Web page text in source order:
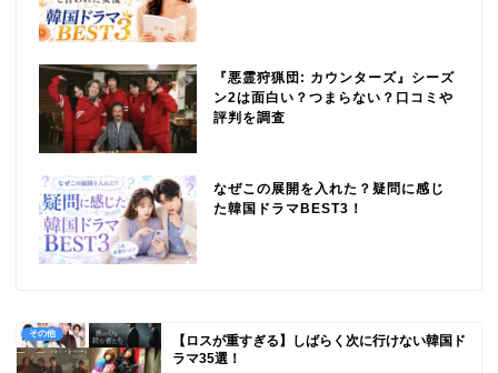
『悪霊狩猟団: カウンターズ』シーズ
ン2は面白い？つまらない？口コミや
評判を調査
なぜこの展開を入れた？疑問に感じ
た韓国ドラマBEST3！
その他
【ロスが重すぎる】しばらく次に行けない韓国ド
ラマ35選！